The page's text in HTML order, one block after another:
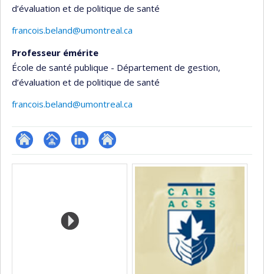
d’évaluation et de politique de santé
francois.beland@umontreal.ca
Professeur émérite
École de santé publique - Département de gestion,
d’évaluation et de politique de santé
francois.beland@umontreal.ca
ResearchGate
Page LinkedInAutre
Media